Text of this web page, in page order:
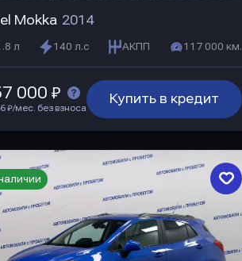
Mokka 2014
л 140 л.с АКПП 117 000 км.
Купить в кредит
000 ₽
₽/мес. без взноса